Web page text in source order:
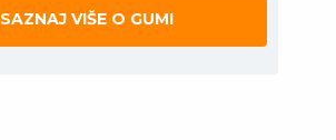
SAZNAJ VIŠE O GUMI